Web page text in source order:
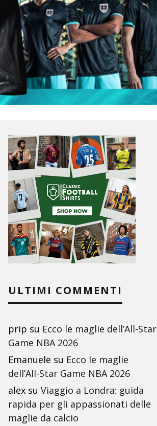
ULTIMI COMMENTI
prip su Ecco le maglie dell’All-Star
Game NBA 2026
Emanuele su Ecco le maglie
dell’All-Star Game NBA 2026
alex su Viaggio a Londra: guida
rapida per gli appassionati delle
maglie da calcio